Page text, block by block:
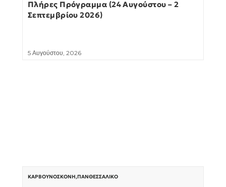
Πλήρες Πρόγραμμα (24 Αυγούστου – 2
Σεπτεμβρίου 2026)
5 Αυγούστου, 2026
ΚΑΡΒΟΥΝΌΣΚΟΝΗ,ΠΑΝΘΕΣΣΑΛΙΚΌ